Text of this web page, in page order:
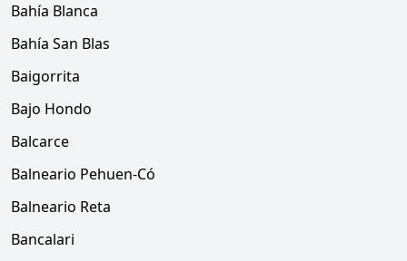
Bahía Blanca
Bahía San Blas
Baigorrita
Bajo Hondo
Balcarce
Balneario Pehuen-Có
Balneario Reta
Bancalari